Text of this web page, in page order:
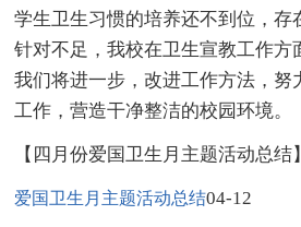
学生卫生习惯的培养还不到位，存
针对不足，我校在卫生宣教工作方
我们将进一步，改进工作方法，努
工作，营造干净整洁的校园环境。
【四月份爱国卫生月主题活动总结
爱国卫生月主题活动总结04-12